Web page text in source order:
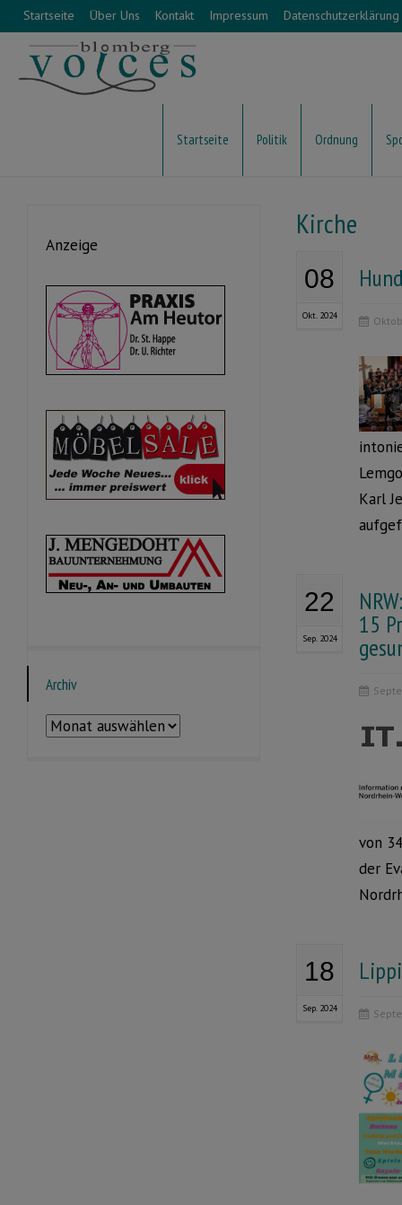
Startseite Über Uns Kontakt Impressum Datenschutzerklärung
Startseite Politik Ordnung
Kirche
08
Okt. 2024
Karl
22
Sep. 2024 15
von
der
18
Sep. 2024
Anzeige
Archiv
Archiv